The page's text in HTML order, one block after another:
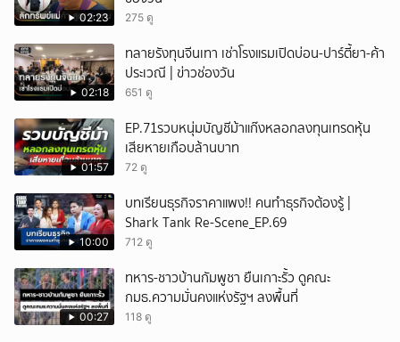
02:23 275 ดู
02:18
ทลายรังทุนจีนเทา เช่าโรงแรมเปิดบ่อน-ปาร์ตี้ยา-ค้า
ประเวณี | ข่าวช่องวัน
651 ดู
01:57
EP.71รวบหนุ่มบัญชีม้าแก๊งหลอกลงทุนเทรดหุ้น
เสียหายเกือบล้านบาท
72 ดู
10:00
บทเรียนธุรกิจราคาแพง!! คนทำธุรกิจต้องรู้ |
Shark Tank Re-Scene_EP.69
712 ดู
00:27
ทหาร-ชาวบ้านกัมพูชา ยืนเกาะรั้ว ดูคณะ
กมธ.ความมั่นคงแห่งรัฐฯ ลงพื้นที่
118 ดู
ยกเลิก